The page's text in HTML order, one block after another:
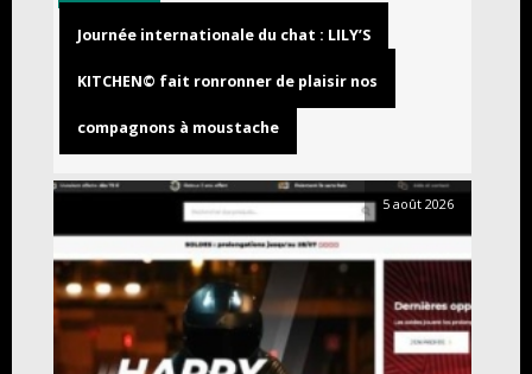
Journée internationale du chat : LILY’S
KITCHEN© fait ronronner de plaisir nos
compagnons à moustache
5 août 2026